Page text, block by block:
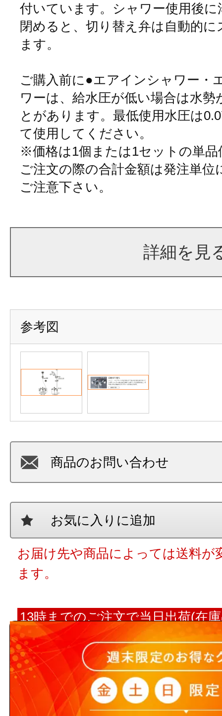
付いています。シャワー使用後
閉めると、切り替え弁は自動的
ます。
ご購入前に●エアインシャワー・
ワーは、給水圧が低い場合は水
とがあります。最低使用水圧は
て使用してください。
※価格は1個または1セットの単
ご注文の際の合計金額は発注単
ご注意下さい。
詳細を見
参考図
商品のお問い合わせ
お気に入りに追加
お届け先や商品によっては送料が
ます。
13時までのご注文で当日出荷(在
時までのご注文された場合に限り
翌営業日出荷となります。
【ご注意ください】 商品名や
ト数が入っていない場合、単品